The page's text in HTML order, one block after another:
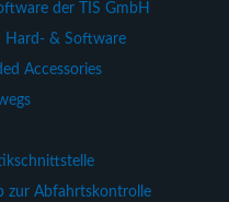
der TIS GmbH
Hard- & Software
Accessories
zur Abfahrtskontrolle